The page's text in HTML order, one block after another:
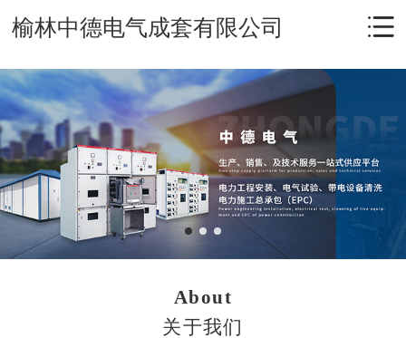
榆林中德电气成套有限公司
About
关于我们